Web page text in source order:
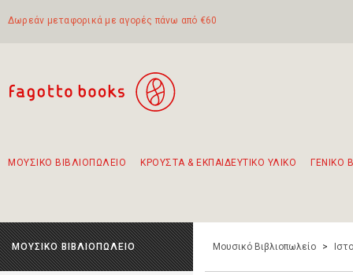
Δωρεάν μεταφορικά με αγορές πάνω από €60
ΜΟΥΣΙΚΟ ΒΙΒΛΙΟΠΩΛΕΙΟ ΚΡΟΥΣΤΑ & ΕΚΠΑΙΔΕΥΤΙΚΟ ΥΛΙΚΟ ΓΕΝΙΚΟ
ΜΟΥΣΙΚΟ ΒΙΒΛΙΟΠΩΛΕΙΟ Μουσικό Βιβλιοπωλείο >